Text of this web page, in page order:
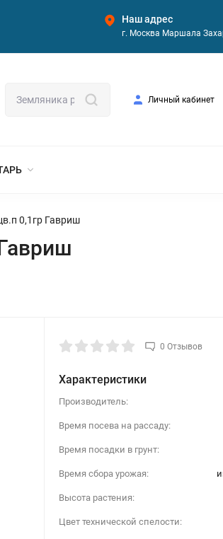
Наш адрес
г. Москва Маршала
Личный кабинет
0,1гр Гавриш
0 Отзывов
Характеристики
Производитель:
Время посева на рассаду:
Время посадки в грунт:
Время сбора урожая:
Высота растения:
Цвет технической спелости: